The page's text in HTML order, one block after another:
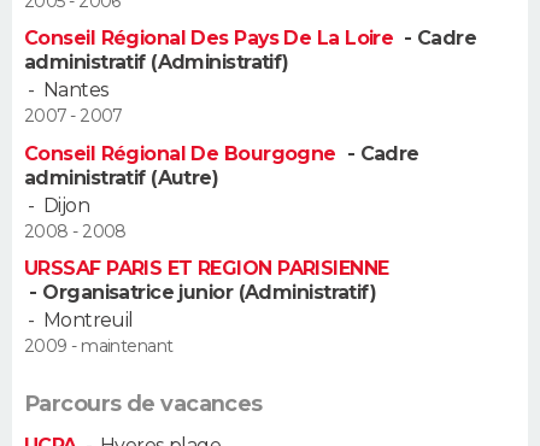
Conseil Régional Des Pays De La Loire - Cadre
administratif (Administratif)
- Nantes
2007 - 2007
Conseil Régional De Bourgogne - Cadre
administratif (Autre)
- Dijon
2008 - 2008
URSSAF PARIS ET REGION PARISIENNE
- Organisatrice junior (Administratif)
- Montreuil
2009 - maintenant
Parcours de vacances